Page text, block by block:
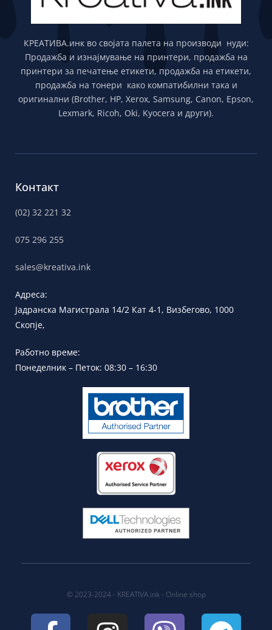
КРЕАТИВА.инк во својата палета на производи нуди:
Продажба и изнајмување на принтери, продажба на
принтери за печатење етикети, продажба на етикети,
продажба на тонери како компатибилни така и
оригинални (Brother, HP, Xerox, Samsung, Canon, Epson,
Lexmark, Ricoh, Oki, Kyocera и други).
Контакт
(02) 32 221 32
075 296 255
sales@kreativa.ink
Адреса:
Јадранска Магистрала 14/2 Кат 4-1, Визбегово, 1000
Скопје,
Работно време:
Понеделник – Петок: 08:30 – 16:30
© 2023-2024 - KREATIVA.ink - Online shop